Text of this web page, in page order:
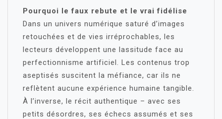
Pourquoi le faux rebute et le vrai fidélise
Dans un univers numérique saturé d’images
retouchées et de vies irréprochables, les
lecteurs développent une lassitude face au
perfectionnisme artificiel. Les contenus trop
aseptisés suscitent la méfiance, car ils ne
reflètent aucune expérience humaine tangible.
À l’inverse, le récit authentique – avec ses
petits désordres, ses échecs assumés et ses